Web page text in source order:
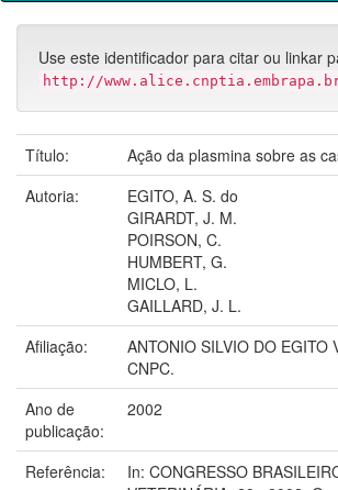
Use este identificador para citar ou linkar
http://
Título:
Ação da plasmina sobre as
Autoria:
EGITO, A. S. do
GIRARDT, J. M.
POIRSON, C.
HUMBERT, G.
MICLO, L.
GAILLARD, J. L.
Afiliação:
ANTONIO SILVIO DO EGITO
CNPC.
Ano de
publicação:
2002
Referência:
In: CONGRESSO